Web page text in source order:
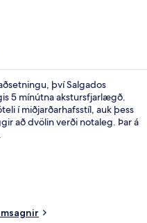
því Salgados
5 mínútna akstursfjarlægð.
í miðjarðarhafsstíl, auk þess
að dvölin verði notaleg. Þar á